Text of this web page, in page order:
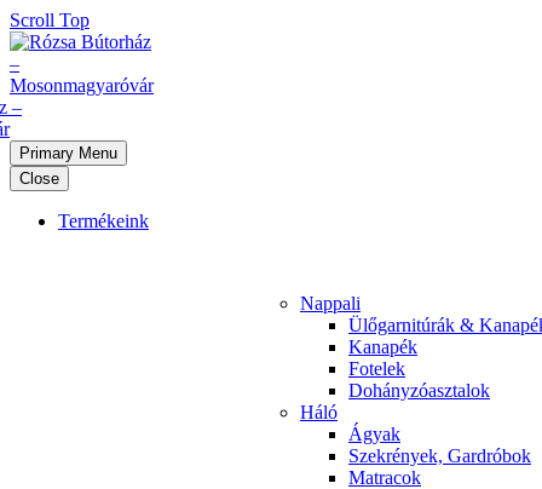
Scroll Top
Primary Menu
Close
Termékeink
Nappali
Ülőgarnitúrák &
Kanapék
Fotelek
Dohányzóasztalok
Háló
Ágyak
Szekrények, Gardróbok
Matracok